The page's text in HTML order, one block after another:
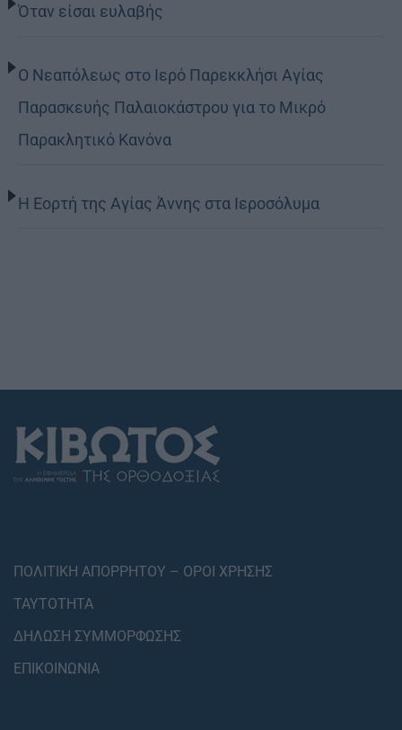
Όταν είσαι ευλαβής
Ο Νεαπόλεως στο Ιερό Παρεκκλήσι Αγίας
Παρασκευής Παλαιοκάστρου για το Μικρό
Παρακλητικό Κανόνα
Η Εορτή της Αγίας Άννης στα Ιεροσόλυμα
ΠΟΛΙΤΙΚΗ ΑΠΟΡΡΗΤΟΥ – ΟΡΟΙ ΧΡΗΣΗΣ
ΤΑΥΤΟΤΗΤΑ
ΔΗΛΩΣΗ ΣΥΜΜΟΡΦΩΣΗΣ
ΕΠΙΚΟΙΝΩΝΙΑ